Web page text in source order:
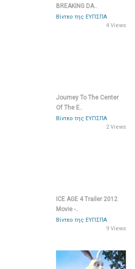
BREAKING DA..
Βίντεο της ΕΥΠΣΠΑ
4 Views
Journey To The Center
Of The E..
Βίντεο της ΕΥΠΣΠΑ
2 Views
ICE AGE 4 Trailer 2012
Movie -..
Βίντεο της ΕΥΠΣΠΑ
9 Views